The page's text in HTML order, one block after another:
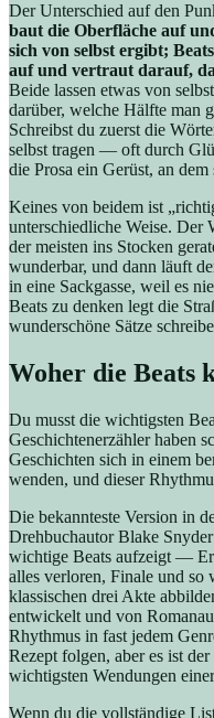
Der Unterschied auf den
baut die Oberfläche auf
sich von selbst ergibt;
auf und vertraut darauf,
Beide lassen etwas von
darüber, welche Hälfte man
Schreibst du zuerst die
selbst tragen — oft durch
die Prosa ein Gerüst, an dem
Keines von beidem ist
unterschiedliche Weise. Der
der meisten ins Stocken
wunderbar, und dann läuft
in eine Sackgasse, weil es
Beats zu denken legt die
wunderschöne Sätze
Woher die Beats
Du musst die wichtigsten
Geschichtenerzähler haben
Geschichten sich in einem
wenden, und dieser
Die bekannteste Version in
Drehbuchautor Blake
wichtige Beats aufzeigt —
alles verloren, Finale und
klassischen drei Akte
entwickelt und von
Rhythmus in fast jedem
Rezept folgen, aber es ist
wichtigsten Wendungen
Wenn du die vollständige